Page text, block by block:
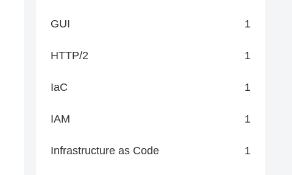
GUI 1
HTTP/2 1
IaC 1
IAM 1
Infrastructure as Code 1